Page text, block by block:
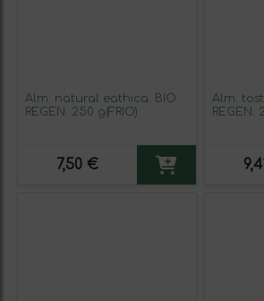
Alm. natural eathica. BIO
REGEN. 250 g(FRIO)
7,50 €
Alm.
REGEN.